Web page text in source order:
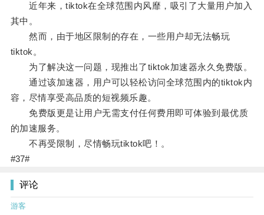
近年来，tiktok在全球范围内风靡，吸引了大量用户加入
其中。
然而，由于地区限制的存在，一些用户却无法畅玩
tiktok。
为了解决这一问题，现推出了tiktok加速器永久免费版。
通过该加速器，用户可以轻松访问全球范围内的tiktok内
容，尽情享受高品质的短视频乐趣。
免费版更是让用户无需支付任何费用即可体验到最优质
的加速服务。
不再受限制，尽情畅玩tiktok吧！。
#37#
评论
游客